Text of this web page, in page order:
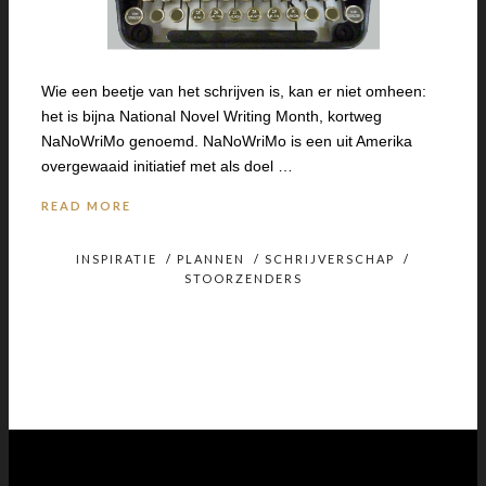
Wie een beetje van het schrijven is, kan er niet omheen:
het is bijna National Novel Writing Month, kortweg
NaNoWriMo genoemd. NaNoWriMo is een uit Amerika
overgewaaid initiatief met als doel …
READ MORE
INSPIRATIE / PLANNEN / SCHRIJVERSCHAP
/
STOORZENDERS